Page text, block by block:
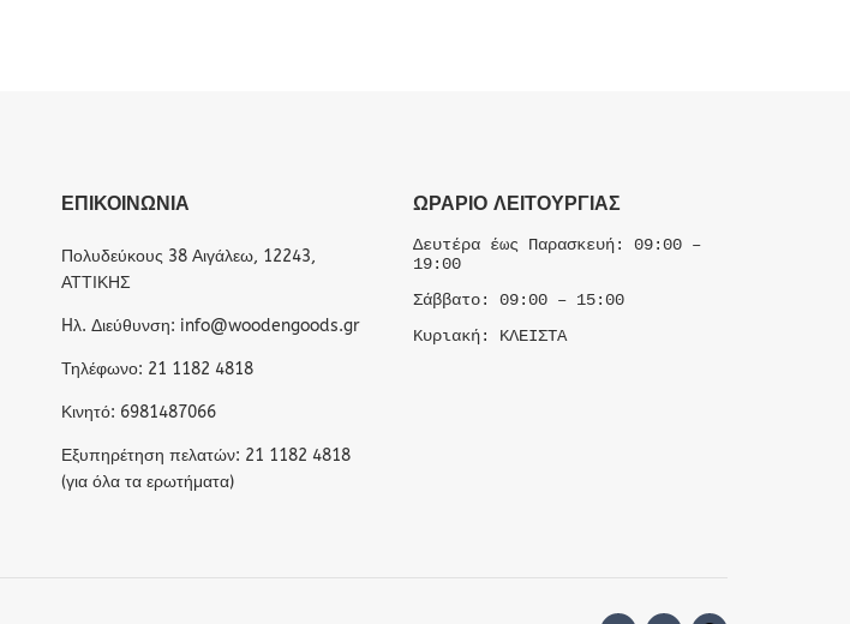
ΕΠΙΚΟΙΝΩΝΙΑ
Πολυδεύκους 38 Αιγάλεω, 12243,
ΑΤΤΙΚΗΣ
Hλ. Διεύθυνση: info@woodengoods.gr
Τηλέφωνο: 21 1182 4818
Κινητό: 6981487066
Εξυπηρέτηση πελατών: 21 1182 4818
(για όλα τα ερωτήματα)
ΩΡΆΡΙΟ ΛΕΙΤΟΥΡΓΊΑΣ
Δευτέρα έως Παρασκευή: 09:00 –
19:00
Σάββατο: 09:00 – 15:00
Κυριακή: ΚΛΕΙΣΤΑ